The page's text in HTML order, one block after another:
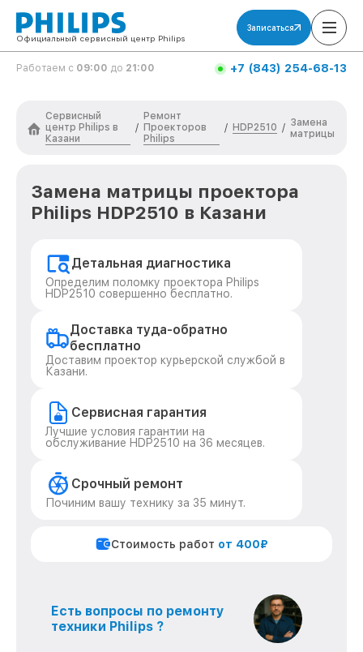
Официальный сервисный центр Philips
Записаться
Работаем с 09:00 до 21:00 +7 (843) 254-68-13
Сервисный
центр Philips в
Казани
/
Ремонт
Проекторов
Philips
/ HDP2510 / Замена
матрицы
Замена матрицы проектора
Philips HDP2510 в Казани
Детальная диагностика
Определим поломку проектора Philips
HDP2510 совершенно бесплатно.
Доставка туда-обратно
бесплатно
Доставим проектор курьерской службой в
Казани.
Сервисная гарантия
Лучшие условия гарантии на
обслуживание HDP2510 на 36 месяцев.
Срочный ремонт
Починим вашу технику за 35 минут.
Стоимость работ от 400₽
Есть вопросы по ремонту
техники Philips ?